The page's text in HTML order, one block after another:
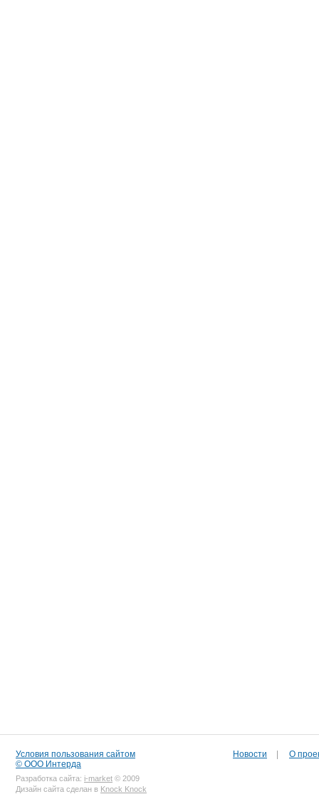
Условия пользования сайтом
© ООО Интерда
Разработка сайта: i-market © 2009
Дизайн сайта сделан в Knock Knock
Новости О